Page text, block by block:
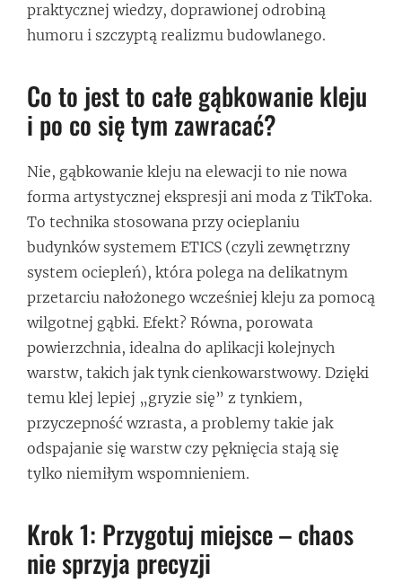
praktycznej wiedzy, doprawionej odrobiną
humoru i szczyptą realizmu budowlanego.
Co to jest to całe gąbkowanie kleju
i po co się tym zawracać?
Nie, gąbkowanie kleju na elewacji to nie nowa
forma artystycznej ekspresji ani moda z TikToka.
To technika stosowana przy ocieplaniu
budynków systemem ETICS (czyli zewnętrzny
system ociepleń), która polega na delikatnym
przetarciu nałożonego wcześniej kleju za pomocą
wilgotnej gąbki. Efekt? Równa, porowata
powierzchnia, idealna do aplikacji kolejnych
warstw, takich jak tynk cienkowarstwowy. Dzięki
temu klej lepiej „gryzie się” z tynkiem,
przyczepność wzrasta, a problemy takie jak
odspajanie się warstw czy pęknięcia stają się
tylko niemiłym wspomnieniem.
Krok 1: Przygotuj miejsce – chaos
nie sprzyja precyzji